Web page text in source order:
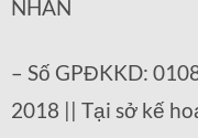
NHÀN
– Số GPĐKKD:
2018 || Tại sở kế